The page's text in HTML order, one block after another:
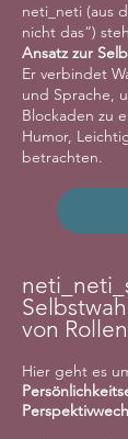
neti_neti (aus
nicht das“)
Ansatz zur
Er verbindet
und Sprache,
Blockaden zu
Humor,
betrachten.
von Rollen
Hier geht es